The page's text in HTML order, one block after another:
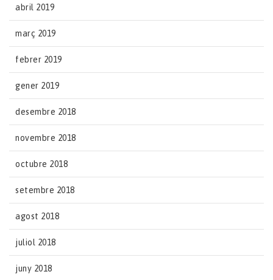
abril 2019
març 2019
febrer 2019
gener 2019
desembre 2018
novembre 2018
octubre 2018
setembre 2018
agost 2018
juliol 2018
juny 2018